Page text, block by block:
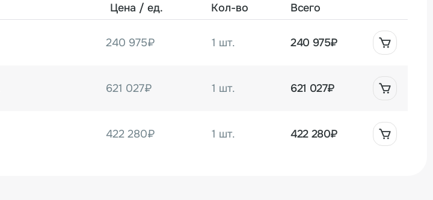
Цена / ед. Кол-во Всего
240 975₽ 1 шт. 240 975₽
621 027₽ 1 шт. 621 027₽
422 280₽ 1 шт. 422 280₽